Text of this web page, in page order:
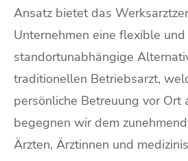
Ansatz bietet das
Unternehmen eine flexible und
standortunabhängige
traditionellen Betriebsarzt,
persönliche Betreuung vor Ort
begegnen wir dem
Ärzten, Ärztinnen und